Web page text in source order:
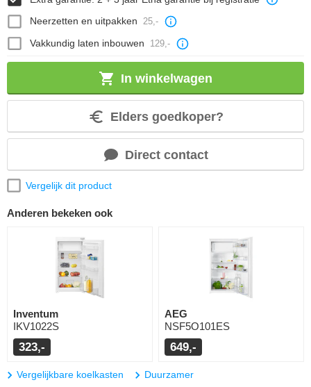
Neerzetten en uitpakken 25,-
Vakkundig laten inbouwen 129,-
In winkelwagen
Elders goedkoper?
Direct contact
Vergelijk dit product
Anderen bekeken ook
Inventum
IKV1022S
323,-
AEG
NSF5O101ES
649,-
Vergelijkbare koelkasten Duurzamer